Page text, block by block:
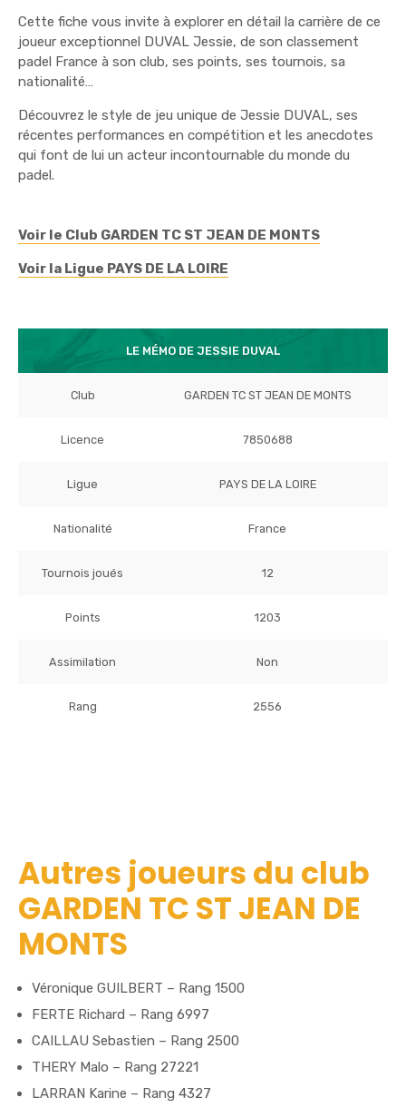
Cette fiche vous invite à explorer en détail la carrière de ce
joueur exceptionnel DUVAL Jessie, de son classement
padel France à son club, ses points, ses tournois, sa
nationalité…
Découvrez le style de jeu unique de Jessie DUVAL, ses
récentes performances en compétition et les anecdotes
qui font de lui un acteur incontournable du monde du
padel.
Voir le Club GARDEN TC ST JEAN DE MONTS
Voir la Ligue PAYS DE LA LOIRE
LE MÉMO DE JESSIE DUVAL
Club GARDEN TC ST JEAN DE MONTS
Licence 7850688
Ligue PAYS DE LA LOIRE
Nationalité France
Tournois joués 12
Points 1203
Assimilation Non
Rang 2556
Autres joueurs du club
GARDEN TC ST JEAN DE
MONTS
Véronique GUILBERT – Rang 1500
FERTE Richard – Rang 6997
CAILLAU Sebastien – Rang 2500
THERY Malo – Rang 27221
LARRAN Karine – Rang 4327